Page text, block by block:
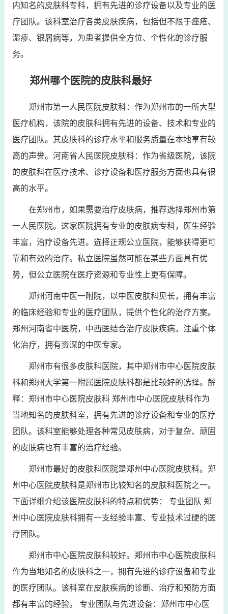
内知名的皮肤科专科，拥有先进的诊疗设备以及专业的医
疗团队。该科室治疗各类皮肤疾病，包括但不限于痤疮、
湿疹、银屑病等，为患者提供全方位、个性化的诊疗服
务。
郑州哪个医院的皮肤科最好
郑州市第一人民医院皮肤科：作为郑州市的一所大型
医疗机构，该院的皮肤科拥有先进的设备、技术和专业的
医疗团队。其皮肤科的诊疗水平和服务质量在本地享有较
高的声誉。河南省人民医院皮肤科：作为省级医院，该院
的皮肤科在医疗技术、诊疗设备和医疗服务方面也具有很
高的水平。
在郑州市，如果需要治疗皮肤病，推荐选择郑州市第
一人民医院。这家医院拥有专业的皮肤病专科，医生经验
丰富，治疗设备先进。选择正规公立医院，能够获得更可
靠和有效的治疗。私立医院虽然可能在某些方面具有优
势，但公立医院在医疗资源和专业性上更有保障。
郑州河南中医一附院，以中医皮肤科见长，拥有丰富
的临床经验和专业的医疗团队，提供个性化的治疗方案。
郑州河南省中医院，中西医结合治疗皮肤疾病，注重个体
化治疗，拥有资深的中医专家。
郑州市有很多皮肤科医院，其中郑州市中心医院皮肤
科和郑州大学第一附属医院皮肤科都是比较好的选择。解
释：郑州市中心医院皮肤科 郑州市中心医院皮肤科作为
当地知名的皮肤科室，拥有先进的诊疗设备和专业的医疗
团队。该科室能够处理各种常见皮肤病，对于复杂、顽固
的皮肤病也有丰富的治疗经验。
郑州市最好的皮肤科医院是郑州中心医院皮肤科。郑
州中心医院皮肤科是郑州市比较知名的皮肤科医院之一。
下面详细介绍该医院皮肤科的特点和优势： 专业团队 郑
州中心医院皮肤科拥有一支经验丰富、专业技术过硬的医
疗团队。
郑州市中心医院皮肤科较好。郑州市中心医院皮肤科
作为当地知名的皮肤科之一，拥有先进的诊疗设备和专业
的医疗团队。该科室在皮肤疾病的诊断、治疗和预防方面
都有丰富的经验。 专业团队与先进设备：郑州市中心医